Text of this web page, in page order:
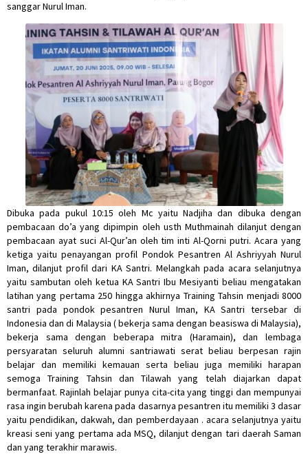
sanggar Nurul Iman.
Dibuka pada pukul 10:15 oleh Mc yaitu Nadjiha dan dibuka dengan
pembacaan do’a yang dipimpin oleh usth Muthmainah dilanjut dengan
pembacaan ayat suci Al-Qur’an oleh tim inti Al-Qorni putri. Acara yang
ketiga yaitu penayangan profil Pondok Pesantren Al Ashriyyah Nurul
Iman, dilanjut profil dari KA Santri. Melangkah pada acara selanjutnya
yaitu sambutan oleh ketua KA Santri Ibu Mesiyanti beliau mengatakan
latihan yang pertama 250 hingga akhirnya Training Tahsin menjadi 8000
santri pada pondok pesantren Nurul Iman, KA Santri tersebar di
Indonesia dan di Malaysia ( bekerja sama dengan beasiswa di Malaysia),
bekerja sama dengan beberapa mitra (Haramain), dan lembaga
persyaratan seluruh alumni santriawati serat beliau berpesan rajin
belajar dan memiliki kemauan serta beliau juga memiliki harapan
semoga Training Tahsin dan Tilawah yang telah diajarkan dapat
bermanfaat. Rajinlah belajar punya cita-cita yang tinggi dan mempunyai
rasa ingin berubah karena pada dasarnya pesantren itu memiliki 3 dasar
yaitu pendidikan, dakwah, dan pemberdayaan . acara selanjutnya yaitu
kreasi seni yang pertama ada MSQ, dilanjut dengan tari daerah Saman
dan yang terakhir marawis.